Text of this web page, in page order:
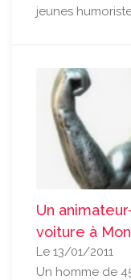
jeunes
Un
voiture à
Le 13/01/2011
Un homme de